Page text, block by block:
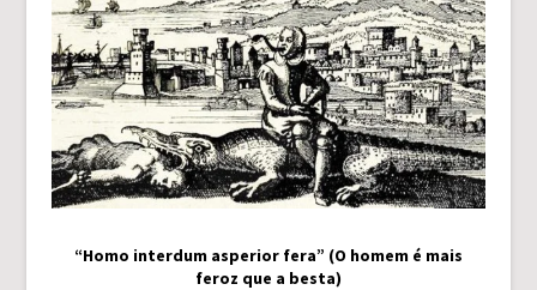
“Homo interdum asperior fera” (O homem é mais
feroz que a besta)